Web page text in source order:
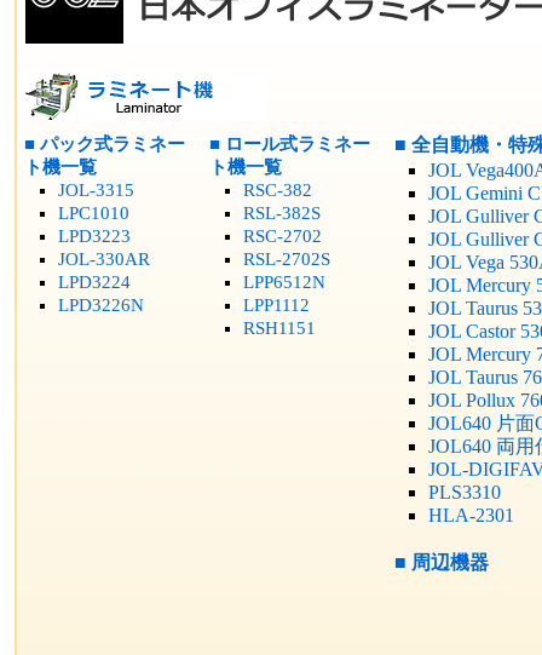
■ パック式ラミネー
ト機一覧
JOL-3315
LPC1010
LPD3223
JOL-330AR
LPD3224
LPD3226N
■ ロール式ラミネー
ト機一覧
RSC-382
RSL-382S
RSC-2702
RSL-2702S
LPP6512N
LPP1112
RSH1151
■ 全自動機・特
JOL
JOL Gemini
JOL Gulliver
JOL Gulliver
JOL Vega
JOL Mercury
JOL Taurus
JOL Castor
JOL Mercury
JOL Taurus
JOL Pollux
JOL640 片面
JOL640 両用
JOL-
PLS3310
HLA-2301
■ 周辺機器